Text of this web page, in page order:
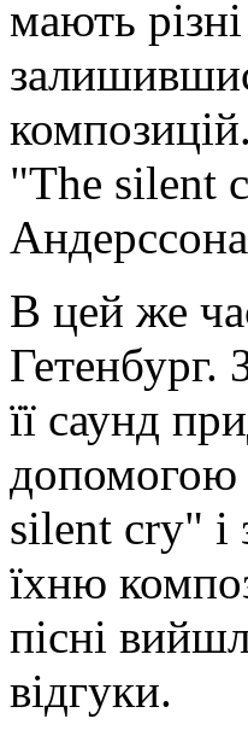
мають
"The silent
В цей же
Гетенбург.
її саунд
допомогою
silent cry" і
їхню
пісні
відгуки.